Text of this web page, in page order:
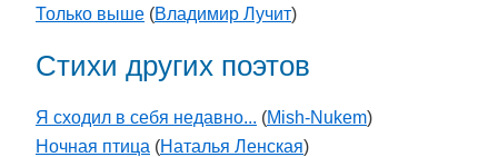
Только выше (Владимир Лучит)
Стихи других поэтов
Я сходил в себя недавно... (Mish-Nukem)
Ночная птица (Наталья Ленская)